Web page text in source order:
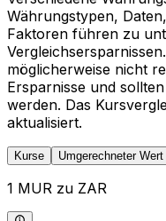
Währungstypen,
Faktoren führen zu
möglicherweise nicht
Ersparnisse und
werden. Das
aktualisiert.
Kurse Umgerechneter Wert
1 MUR zu ZAR